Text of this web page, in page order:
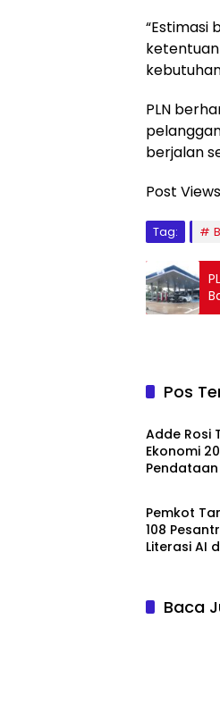
“Estimasi
PLN
berjalan
Post
Tag:
Pos
NEWS
Adde Rosi
Ekonomi
NEWS
Pemkot
108
Literasi AI
Baca